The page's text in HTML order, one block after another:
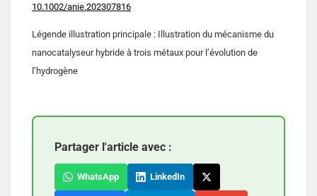
10.1002/anie.202307816
Légende illustration principale : Illustration du mécanisme du
nanocatalyseur hybride à trois métaux pour l’évolution de
l’hydrogène
Partager l'article avec :
WhatsApp LinkedIn